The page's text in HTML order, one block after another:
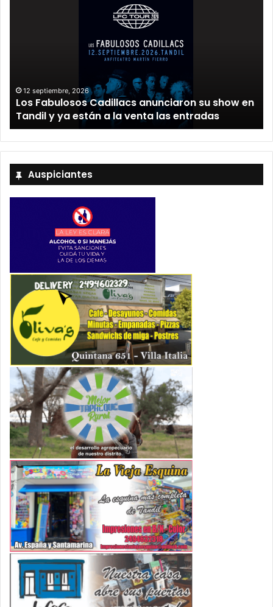
12 septiembre, 2026
Los Fabulosos Cadillacs anunciaron su show en
Tandil y ya están a la venta las entradas
Auspiciantes